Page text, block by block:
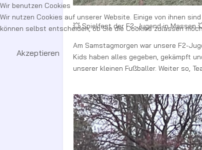
💥 Spielfest der F2-Jugend in Massen
Am Samstagmorgen war unsere F2-
Kids haben alles gegeben, gekämpft
unserer kleinen Fußballer. Weiter so,
Wir benutzen Cookies
Wir nutzen Cookies auf unserer Website. Einige von ihnen
können selbst entscheiden, ob Sie die Cookies zulassen
Akzeptieren